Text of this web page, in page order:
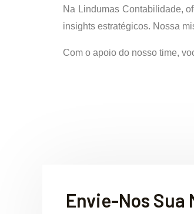
Na Lindumas Contabilidade,
insights estratégicos. Nossa
Com o apoio do nosso time,
Envie-Nos Sua